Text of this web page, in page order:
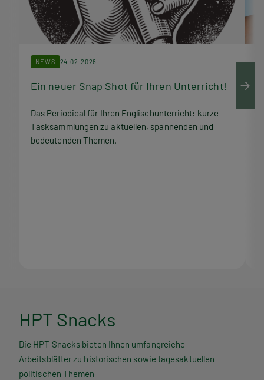
NEWS 24.02.2026
Ein neuer Snap Shot für Ihren Unterricht!
Das Periodical für Ihren Englischunterricht: kurze
Tasksammlungen zu aktuellen, spannenden und
bedeutenden Themen.
H
P
T
HPT Snacks
Die HPT Snacks bieten Ihnen umfangreiche
Arbeitsblätter zu historischen sowie tagesaktuellen
politischen Themen